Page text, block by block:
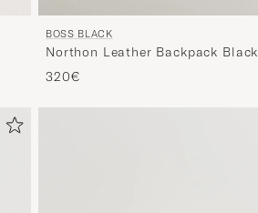
BOSS BLACK
Northon Leather Backpack Black
320€